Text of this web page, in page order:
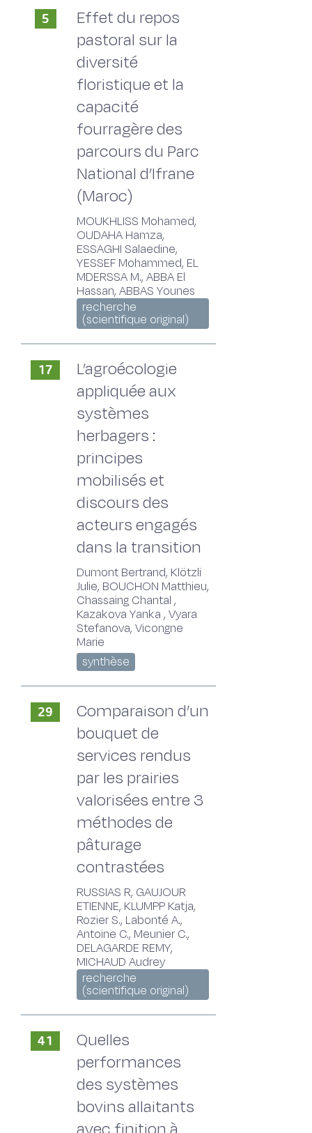
5
Effet du repos
pastoral sur la
diversité
floristique et la
capacité
fourragère des
parcours du Parc
National d’Ifrane
(Maroc)
MOUKHLISS Mohamed,
OUDAHA Hamza,
ESSAGHI Salaedine,
YESSEF Mohammed, EL
MDERSSA M., ABBA El
Hassan, ABBAS Younes
recherche
(scientifique original)
17
L’agroécologie
appliquée aux
systèmes
herbagers :
principes
mobilisés et
discours des
acteurs engagés
dans la transition
Dumont Bertrand, Klötzli
Julie, BOUCHON Matthieu,
Chassaing Chantal ,
Kazakova Yanka , Vyara
Stefanova, Vicongne
Marie
synthèse
29
Comparaison d’un
bouquet de
services rendus
par les prairies
valorisées entre 3
méthodes de
pâturage
contrastées
RUSSIAS R, GAUJOUR
ETIENNE, KLUMPP Katja,
Rozier S., Labonté A.,
Antoine C., Meunier C.,
DELAGARDE REMY,
MICHAUD Audrey
recherche
(scientifique original)
41
Quelles
performances
des systèmes
bovins allaitants